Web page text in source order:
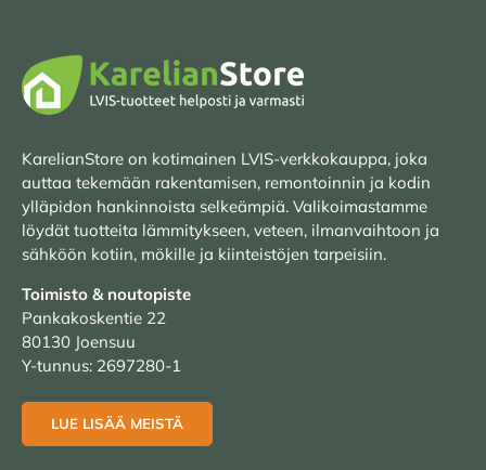
KarelianStore on kotimainen LVIS-verkkokauppa, joka
auttaa tekemään rakentamisen, remontoinnin ja kodin
ylläpidon hankinnoista selkeämpiä. Valikoimastamme
löydät tuotteita lämmitykseen, veteen, ilmanvaihtoon ja
sähköön kotiin, mökille ja kiinteistöjen tarpeisiin.
Toimisto & noutopiste
Pankakoskentie 22
80130 Joensuu
Y-tunnus: 2697280-1
LUE LISÄÄ MEISTÄ